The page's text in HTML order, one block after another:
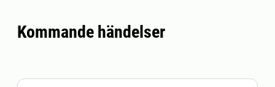
Kommande händelser